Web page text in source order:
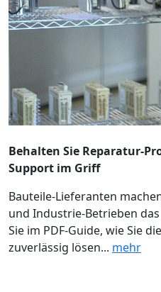
Behalten Sie Reparatur-
Support im Griff
Bauteile-Lieferanten
und Industrie-Betrieben
Sie im PDF-Guide, wie Sie
zuverlässig lösen... mehr